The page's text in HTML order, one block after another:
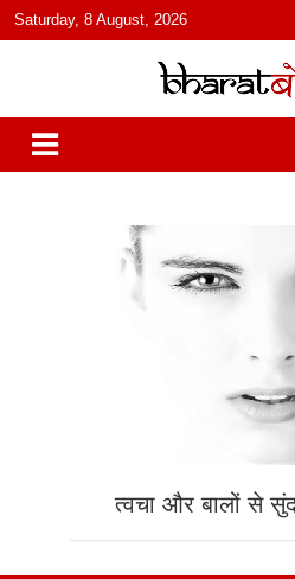
content
Saturday, 8 August, 2026
भारत
हिंदी में समाचार, विचार, ऑडियो, वीडियो और
India: News, Views, Info, Trends &
और पॉडकास्ट
त्वचा और बालों से